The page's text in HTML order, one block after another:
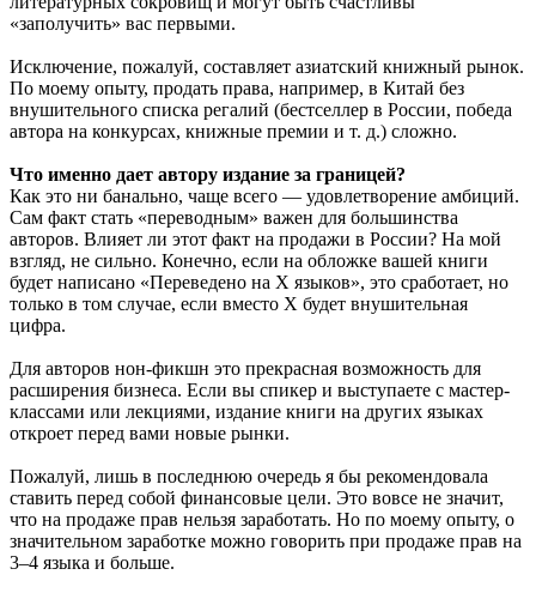
«заполучить» вас первыми.
Исключение, пожалуй, составляет азиатский книжный рынок.
По моему опыту, продать права, например, в Китай без
внушительного списка регалий (бестселлер в России, победа
автора на конкурсах, книжные премии и т. д.) сложно.
Что именно дает автору издание за границей?
Как это ни банально, чаще всего — удовлетворение амбиций.
Сам факт стать «переводным» важен для большинства
авторов. Влияет ли этот факт на продажи в России? На мой
взгляд, не сильно. Конечно, если на обложке вашей книги
будет написано «Переведено на Х языков», это сработает, но
только в том случае, если вместо Х будет внушительная
цифра.
Для авторов нон-фикшн это прекрасная возможность для
расширения бизнеса. Если вы спикер и выступаете с мастер-
классами или лекциями, издание книги на других языках
откроет перед вами новые рынки.
Пожалуй, лишь в последнюю очередь я бы рекомендовала
ставить перед собой финансовые цели. Это вовсе не значит,
что на продаже прав нельзя заработать. Но по моему опыту, о
значительном заработке можно говорить при продаже прав на
3–4 языка и больше.